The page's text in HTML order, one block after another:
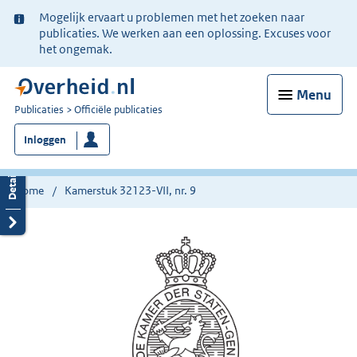
Ter
informatie:
Mogelijk ervaart u problemen met het zoeken naar
publicaties. We werken aan een oplossing. Excuses voor
het ongemak.
Menu
U
bent
nu
hier:
Publicaties Officiële publicaties
Inloggen
Home Kamerstuk 32123-VII, nr. 9